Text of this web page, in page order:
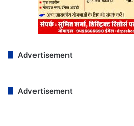
Advertisement
Advertisement